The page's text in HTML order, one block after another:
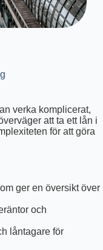
verka komplicerat,
att ta ett lån i
för att göra
ger en översikt över
och
låntagare för